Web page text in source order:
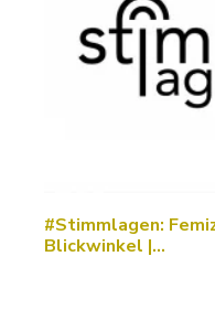
#Stimmlagen:
Blickwinkel |…